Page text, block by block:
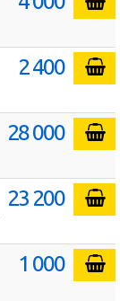
2 400
28 000
23 200
1 000